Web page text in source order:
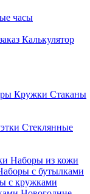
часы
Калькулятор
Кружки Стаканы
Стеклянные
Наборы из кожи
с бутылками
с кружками